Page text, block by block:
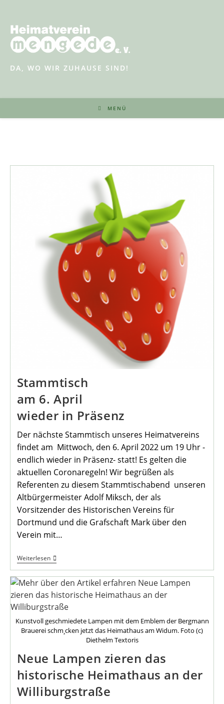
springen
DA, WO WIR ZUHAUSE SIND!
MENÜ
Stammtisch
am 6. April
wieder in Präsenz
Der nächste Stammtisch unseres Heimatvereins
findet am Mittwoch, den 6. April 2022 um 19 Uhr -
endlich wieder in Präsenz- statt! Es gelten die
aktuellen Coronaregeln! Wir begrüßen als
Referenten zu diesem Stammtischabend unseren
Altbürgermeister Adolf Miksch, der als
Vorsitzender des Historischen Vereins für
Dortmund und die Grafschaft Mark über den
Verein mit…
WeiterlesenStammtisch
Am
6.
April
Wieder
In
Präsenz
Kunstvoll geschmiedete Lampen mit dem Emblem der Bergmann
Brauerei schm¸cken jetzt das Heimathaus am Widum. Foto (c)
Diethelm Textoris
Neue Lampen zieren das
historische Heimathaus an der
Williburgstraße